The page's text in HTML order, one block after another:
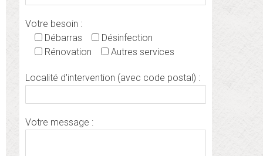
Votre besoin :
Débarras
Désinfection
Rénovation
Autres services
Localité d'intervention (avec code postal) :
Votre message :